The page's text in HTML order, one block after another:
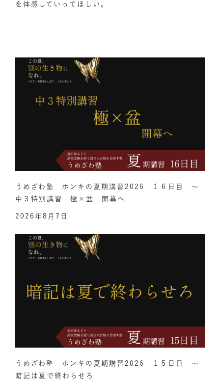
を体感していってほしい。
うめざわ塾 ホンキの夏期講習2026 １６日目 ～
中３特別講習 極×盆 開幕へ
2026年8月7日
うめざわ塾 ホンキの夏期講習2026 １５日目 ～
暗記は夏で終わらせろ